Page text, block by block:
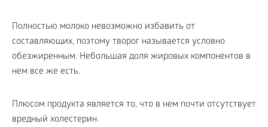
Полностью молоко невозможно избавить от
составляющих, поэтому творог называется условно
обезжиренным. Небольшая доля жировых компонентов в
нем все же есть.
Плюсом продукта является то, что в нем почти отсутствует
вредный холестерин.